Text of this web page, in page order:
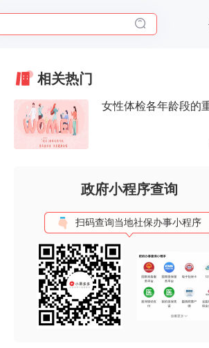
2025年了，给父母预约体检
相关热门
女性体检各年龄段的
政府小程序查询
扫码查询当地社保办事小程序